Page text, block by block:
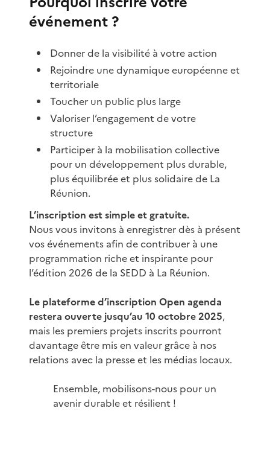
événement ?
Donner de la visibilité à votre action
Rejoindre une dynamique européenne et
territoriale
Toucher un public plus large
Valoriser l’engagement de votre
structure
Participer à la mobilisation collective
pour un développement plus durable,
plus équilibrée et plus solidaire de La
Réunion.
L’inscription est simple et gratuite.
Nous vous invitons à enregistrer dès à présent
vos événements afin de contribuer à une
programmation riche et inspirante pour
l’édition 2026 de la SEDD à La Réunion.
Le plateforme d’inscription Open agenda
restera ouverte jusqu’au 10 octobre 2025,
mais les premiers projets inscrits pourront
davantage être mis en valeur grâce à nos
relations avec la presse et les médias locaux.
Ensemble, mobilisons-nous pour un
avenir durable et résilient !